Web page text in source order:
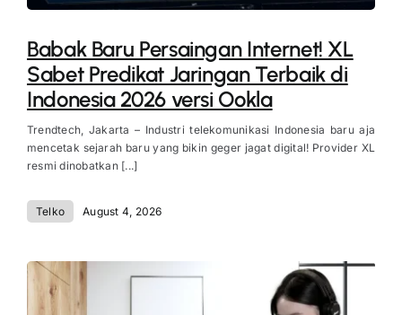
Babak Baru Persaingan Internet! XL
Sabet Predikat Jaringan Terbaik di
Indonesia 2026 versi Ookla
Trendtech, Jakarta – Industri telekomunikasi Indonesia baru aja
mencetak sejarah baru yang bikin geger jagat digital! Provider XL
resmi dinobatkan [...]
Telko August 4, 2026